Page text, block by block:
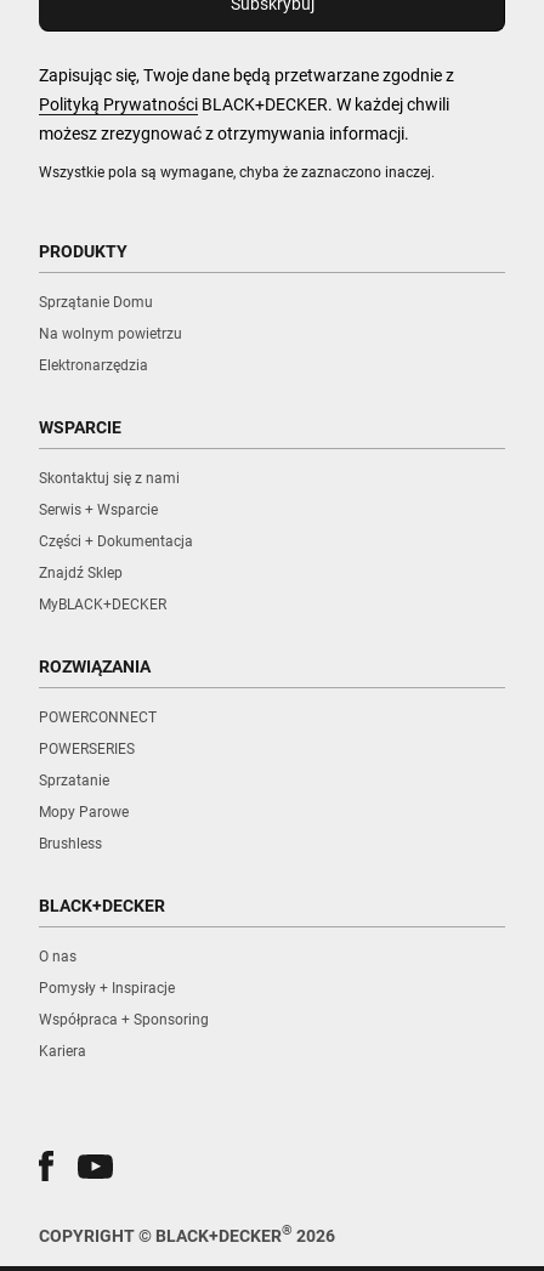
Wszystkie pola są wymagane, chyba że zaznaczono inaczej.
Zapisując się, Twoje dane będą przetwarzane zgodnie z
Polityką Prywatności BLACK+DECKER. W każdej chwili
możesz zrezygnować z otrzymywania informacji.
PRODUKTY
Sprzątanie Domu
Na wolnym powietrzu
Elektronarzędzia
WSPARCIE
Skontaktuj się z nami
Serwis + Wsparcie
Części + Dokumentacja
Znajdź Sklep
MyBLACK+DECKER
ROZWIĄZANIA
POWERCONNECT
POWERSERIES
Sprzatanie
Mopy Parowe
Brushless
BLACK+DECKER
O nas
Pomysły + Inspiracje
Współpraca + Sponsoring
Kariera
COPYRIGHT © BLACK+DECKER® 2026